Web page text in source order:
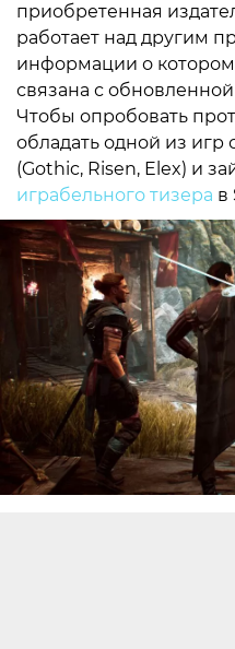
приобретенная
работает над другим
информации о котором
связана с
Чтобы опробовать
обладать одной из игр
(Gothic, Risen, Elex) и
играбельного тизера в